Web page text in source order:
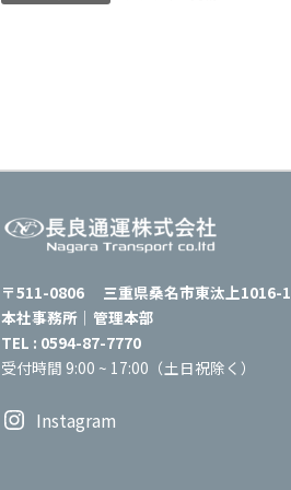
〒511-0806 三重県桑名市東汰上1016-1
本社事務所｜管理本部
TEL : 0594-87-7770
受付時間 9:00 ~ 17:00（土日祝除く）
Instagram